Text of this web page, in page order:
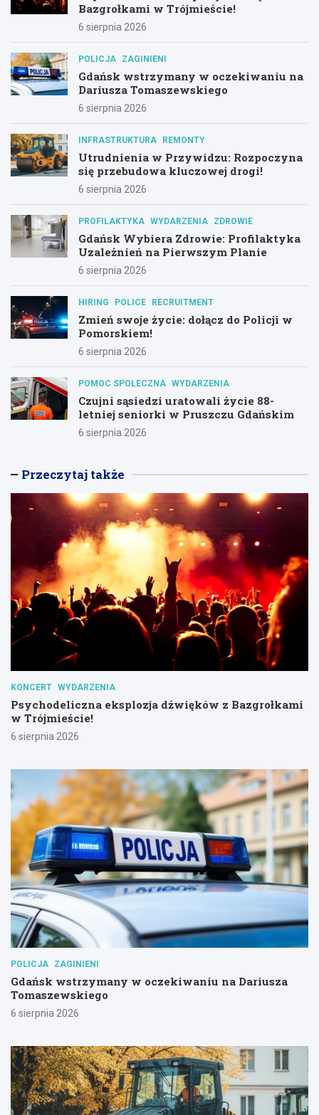
Bazgrołkami w Trójmieście!
6 sierpnia 2026
POLICJA ZAGINIENI
Gdańsk wstrzymany w oczekiwaniu na
Dariusza Tomaszewskiego
6 sierpnia 2026
INFRASTRUKTURA REMONTY
Utrudnienia w Przywidzu: Rozpoczyna
się przebudowa kluczowej drogi!
6 sierpnia 2026
PROFILAKTYKA WYDARZENIA ZDROWIE
Gdańsk Wybiera Zdrowie: Profilaktyka
Uzależnień na Pierwszym Planie
6 sierpnia 2026
HIRING POLICE RECRUITMENT
Zmień swoje życie: dołącz do Policji w
Pomorskiem!
6 sierpnia 2026
POMOC SPOŁECZNA WYDARZENIA
Czujni sąsiedzi uratowali życie 88-
letniej seniorki w Pruszczu Gdańskim
6 sierpnia 2026
Przeczytaj także
KONCERT WYDARZENIA
Psychodeliczna eksplozja dźwięków z Bazgrołkami
w Trójmieście!
6 sierpnia 2026
POLICJA ZAGINIENI
Gdańsk wstrzymany w oczekiwaniu na Dariusza
Tomaszewskiego
6 sierpnia 2026